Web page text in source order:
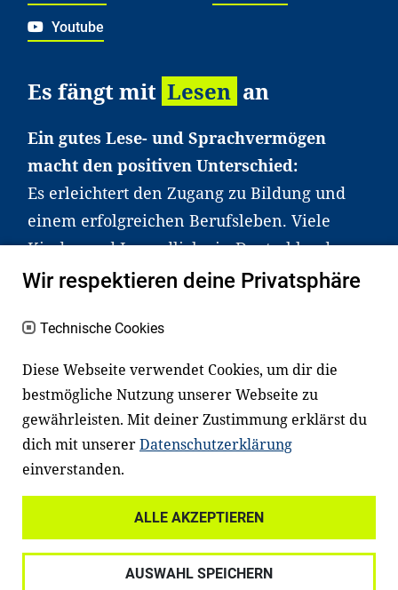
Youtube
Es fängt mit Lesen an
Ein gutes Lese- und Sprachvermögen
macht den positiven Unterschied:
Es erleichtert den Zugang zu Bildung und
einem erfolgreichen Berufsleben. Viele
Kinder und Jugendliche in Deutschland
haben aber große Schwierigkeiten dabei.
an Familien sowie an Erzieher*innen,
Lehrer*innen und andere
Fachexpert*innen. Dafür arbeiten wir eng
mit Ministerien, wissenschaftlichen
Einrichtungen, Verbänden, Unternehmen
und anderen Stiftungen zusammen.
Datenschutz
Wir respektieren deine Privatsphäre
Technische Cookies
Diese Webseite verwendet Cookies, um dir die
bestmögliche Nutzung unserer Webseite zu
gewährleisten. Mit deiner Zustimmung erklärst du
dich mit unsererDatenschutzerklärung
einverstanden.
ALLE AKZEPTIEREN
AUSWAHL SPEICHERN